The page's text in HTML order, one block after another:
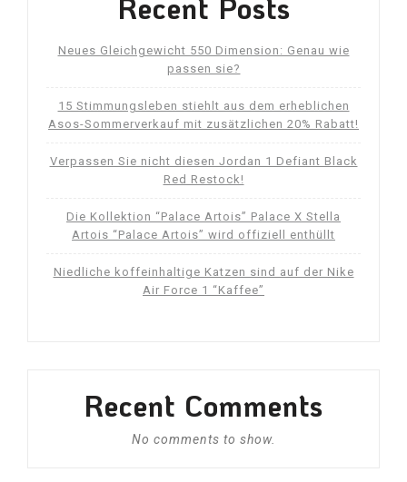
Neues Gleichgewicht 550 Dimension: Genau wie
passen sie?
15 Stimmungsleben stiehlt aus dem erheblichen
Asos-Sommerverkauf mit zusätzlichen 20% Rabatt!
Verpassen Sie nicht diesen Jordan 1 Defiant Black
Red Restock!
Die Kollektion “Palace Artois” Palace X Stella
Artois “Palace Artois” wird offiziell enthüllt
Niedliche koffeinhaltige Katzen sind auf der Nike
Air Force 1 “Kaffee”
Recent Comments
No comments to show.